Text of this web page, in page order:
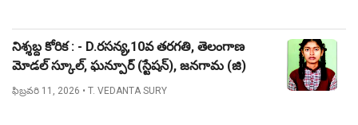
నిశ్శబ్ద కోరిక : - D.రసన్య,10వ తరగతి, తెలంగాణ
మోడల్ స్కూల్, ఘన్పూర్ (స్టేషన్), జనగామ (జి)
ఫిబ్రవరి 11, 2026 • T. VEDANTA SURY